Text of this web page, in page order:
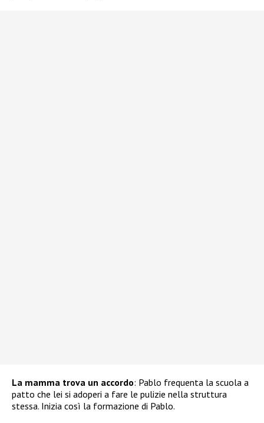
La mamma trova un accordo: Pablo frequenta la scuola a
patto che lei si adoperi a fare le pulizie nella struttura
stessa. Inizia così la formazione di Pablo.